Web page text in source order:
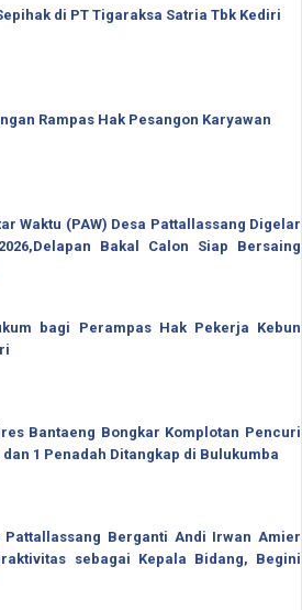
di PT Tigaraksa Satria Tbk Kediri
Rampas Hak Pesangon Karyawan
Waktu (PAW) Desa Pattallassang Digelar
Bakal Calon Siap Bersaing
bagi Perampas Hak Pekerja Kebun
Bantaeng Bongkar Komplotan Pencuri
dan 1 Penadah Ditangkap di Bulukumba
Pattallassang Berganti Andi Irwan Amier
sebagai Kepala Bidang, Begini